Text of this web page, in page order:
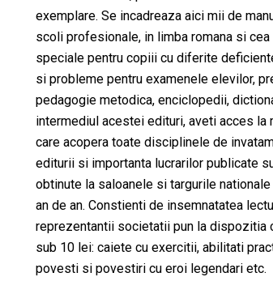
exemplare. Se incadreaza aici mii de
scoli profesionale, in limba romana si
speciale pentru copiii cu diferite
si probleme pentru examenele elevilor,
pedagogie metodica, enciclopedii,
intermediul acestei edituri, aveti acces la
care acopera toate disciplinele de
editurii si importanta lucrarilor publicate
obtinute la saloanele si targurile nationale
an de an. Constienti de insemnatatea
reprezentantii societatii pun la dispozitia
sub 10 lei: caiete cu exercitii, abilitati
povesti si povestiri cu eroi legendari etc.